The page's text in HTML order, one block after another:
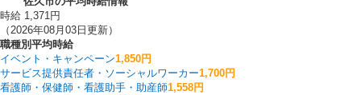
時給 1,371円
（2026年08月03日更新）
職種別平均時給
イベント・キャンペーン1,850円
サービス提供責任者・ソーシャルワーカー1,700円
看護師・保健師・看護助手・助産師1,558円